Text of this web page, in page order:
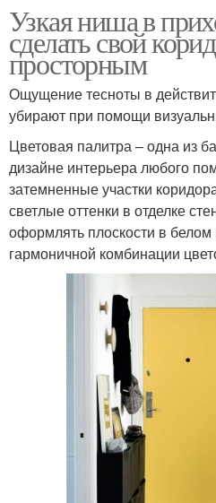
Узкая ниша в
сделать свой
просторным
Ощущение тесноты в
убирают при помощи
Цветовая палитра – одна из
дизайне интерьера любого
затемненные участки
светлые оттенки в отделке
оформлять плоскости в белом
гармоничной комбинации